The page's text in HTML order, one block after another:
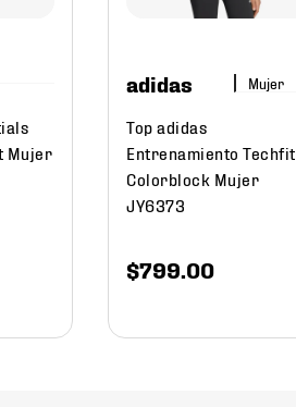
Mujer
adidas Mujer
Top adidas
Entrenamiento Techfit
Colorblock Mujer
JY6373
$799.00